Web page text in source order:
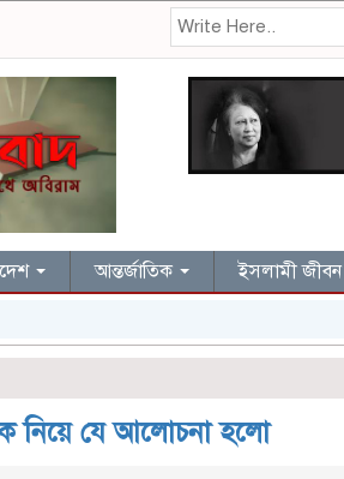
আন্তর্জাতিক ইসলামী জীবন
নিয়ে যে আলোচনা হলো